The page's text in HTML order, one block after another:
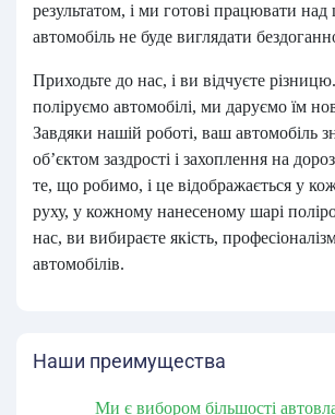
результатом, і ми готові працювати
автомобіль не буде виглядати
Приходьте до нас, і ви відчуєте
поліруємо автомобілі, ми даруємо їм
Завдяки нашій роботі, ваш автомобіль
об’єктом заздрості і захоплення на
те, що робимо, і це відображається у
руху, у кожному нанесеному шарі
нас, ви вибираєте якість,
автомобілів.
Наши преимущества
Ми є вибором більшості